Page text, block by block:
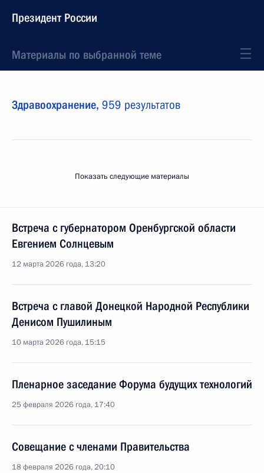
Президент России
Материалы по выбранной теме
Здравоохранение, 959 результатов
Показать следующие материалы
Встреча с губернатором Оренбургской области
Евгением Солнцевым
12 марта 2026 года, 13:20
Встреча с главой Донецкой Народной Республики
Денисом Пушилиным
10 марта 2026 года, 15:15
Пленарное заседание Форума будущих технологий
25 февраля 2026 года, 17:40
Совещание с членами Правительства
18 февраля 2026 года, 20:10